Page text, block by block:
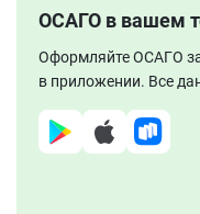
ОСАГО в вашем
Оформляйте ОСАГО
в приложении. Все